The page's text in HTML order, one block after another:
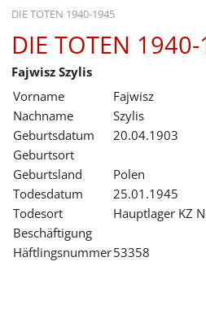
DIE TOTEN 1940-1945
STARTSEITE
AKTUELLES
AUSSTELLUNGEN
GESCHICHTE
BILDUNG
FORSCHUNG
SERVICE
DIE TOTEN
Fajwisz Szylis
Vorname
Fajwisz
Nachname
Szylis
Geburtsdatum
20.04.1903
Geburtsort
Geburtsland
Polen
Todesdatum
25.01.1945
Todesort
Hauptlager KZ
Beschäftigung
Häftlingsnummer53358